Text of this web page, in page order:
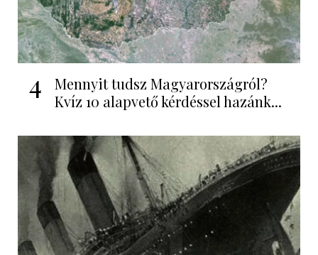
4
Mennyit tudsz Magyarországról?
Kvíz 10 alapvető kérdéssel hazánk...